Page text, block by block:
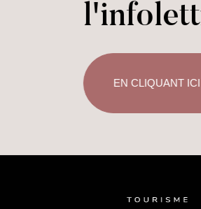
EN CLIQUANT ICI